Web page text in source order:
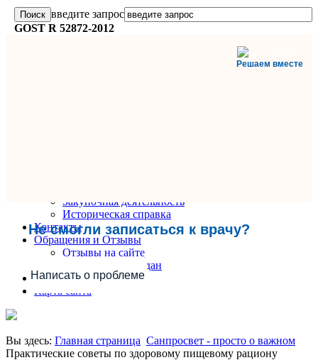
введите запрос
GOST R 52872-2012
Решаем вместе
Не смогли записаться к врачу?
Написать о проблеме
Закупочная деятельность
Историческая справка
Контакты
Обращения и Отзывы
Отзывы на сайте
Обращения граждан
Вопрос-Ответ
Карта сайта
Вы здесь: Главная страница Санпросвет - просто о важном
Практические советы по здоровому пищевому рациону